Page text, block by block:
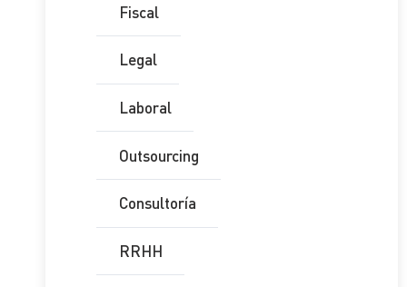
Fiscal
Legal
Laboral
Outsourcing
Consultoría
RRHH